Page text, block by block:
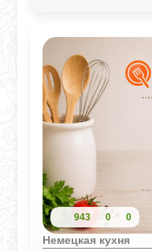
943 0 0
Немецкая кухня